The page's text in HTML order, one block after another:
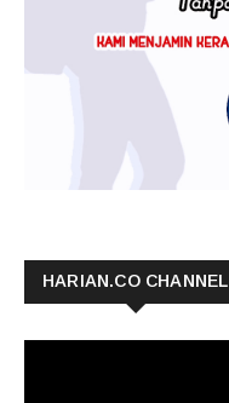
HARIAN.CO CHANNEL